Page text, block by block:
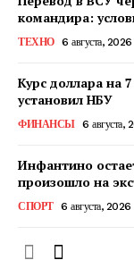
командира:
ТЕХНО 6 августа, 2026
Курс доллара на
установил НБУ
ФИНАНСЫ 6 августа,
Инфантино
произошло на
СПОРТ 6 августа, 2026